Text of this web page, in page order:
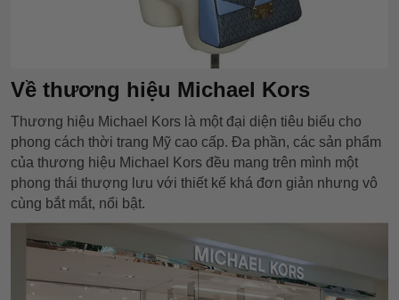
Về thương hiệu Michael Kors
Thương hiệu Michael Kors là một đại diện tiêu biểu cho
phong cách thời trang Mỹ cao cấp. Đa phần, các sản phẩm
của thương hiệu Michael Kors đều mang trên mình một
phong thái thượng lưu với thiết kế khá đơn giản nhưng vô
cùng bắt mắt, nổi bật.